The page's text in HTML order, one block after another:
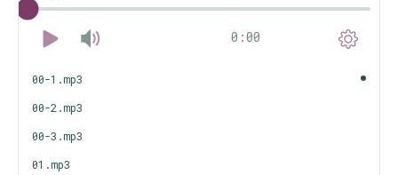
0:00
00-1.mp3
00-2.mp3
00-3.mp3
01.mp3